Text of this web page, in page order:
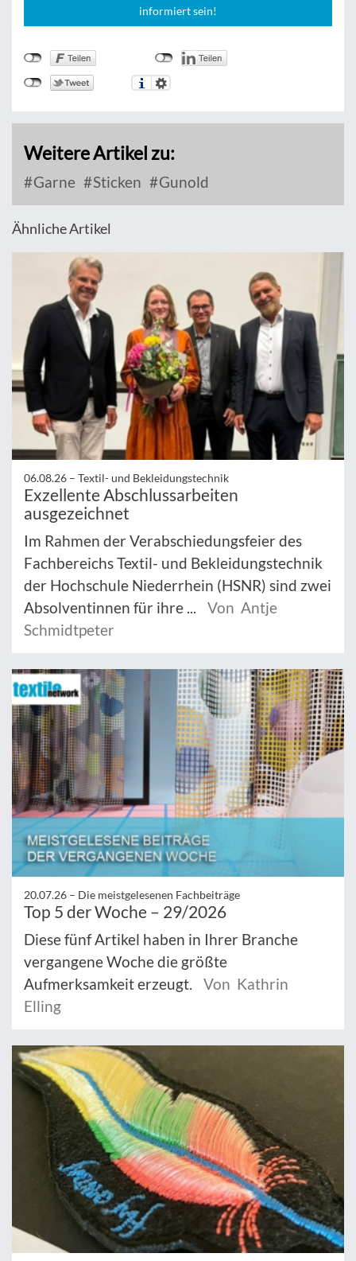
informiert sein!
Weitere Artikel zu:
Garne Sticken Gunold
Ähnliche Artikel
06.08.26 – Textil- und Bekleidungstechnik
Exzellente Abschlussarbeiten
ausgezeichnet
Im Rahmen der Verabschiedungsfeier des
Fachbereichs Textil- und Bekleidungstechnik
der Hochschule Niederrhein (HSNR) sind zwei
Absolventinnen für ihre ...
Von Antje
Schmidtpeter
20.07.26 – Die meistgelesenen Fachbeiträge
Top 5 der Woche – 29/2026
Diese fünf Artikel haben in Ihrer Branche
vergangene Woche die größte
Aufmerksamkeit erzeugt.
Von Kathrin
Elling